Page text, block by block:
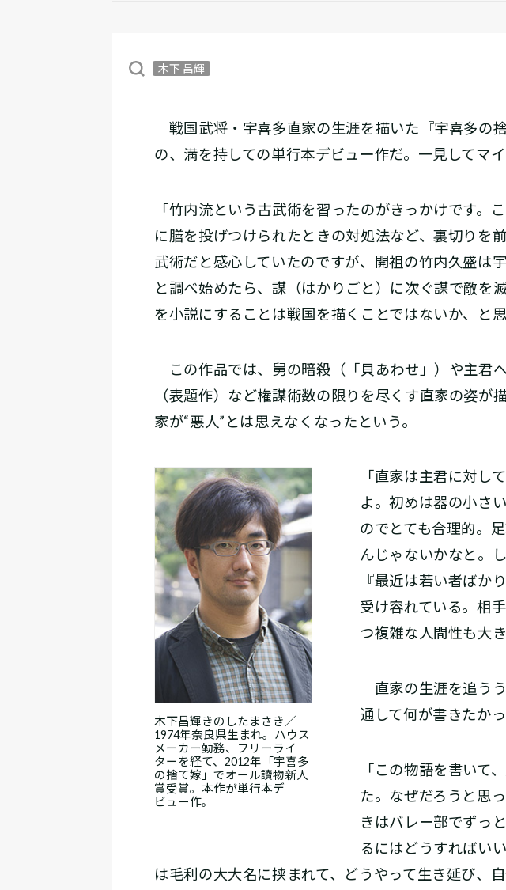
木下 昌輝
戦国武将・宇喜多直家の生涯を描いた『宇喜多の
の、満を持しての単行本デビュー作だ。一見してマ
「竹内流という古武術を習ったのがきっかけです
に膳を投げつけられたときの対処法など、裏切りを
武術だと感心していたのですが、開祖の竹内久盛は
と調べ始めたら、謀（はかりごと）に次ぐ謀で敵を
を小説にすることは戦国を描くことではないか、と
この作品では、舅の暗殺（「貝あわせ」）や主君
（表題作）など権謀術数の限りを尽くす直家の姿
家が“悪人”とは思えなくなったという。
木下昌輝きのしたまさき／
1974年奈良県生まれ。ハウス
メーカー勤務、フリーライ
ターを経て、2012年「宇喜多
の捨て嫁」でオール讀物新人
賞受賞。本作が単行本デ
ビュー作。
「直家は主君に対し
よ。初めは器の小さ
のでとても合理的。
んじゃないかなと。
『最近は若い者ばか
受け容れている。相
つ複雑な人間性も大
直家の生涯を追う
通して何が書きたか
「この物語を書いて
た。なぜだろうと思
きはバレー部でずっ
るにはどうすればい
は毛利の大大名に挟まれて、どうやって生き延び、